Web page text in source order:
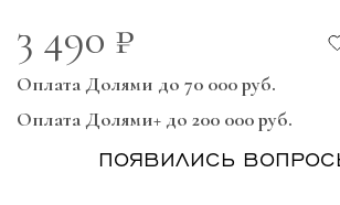
3 490 ₽
Оплата Долями до 70 000 руб.
Оплата Долями+ до 200 000 руб.
ПОЯВИЛИСЬ